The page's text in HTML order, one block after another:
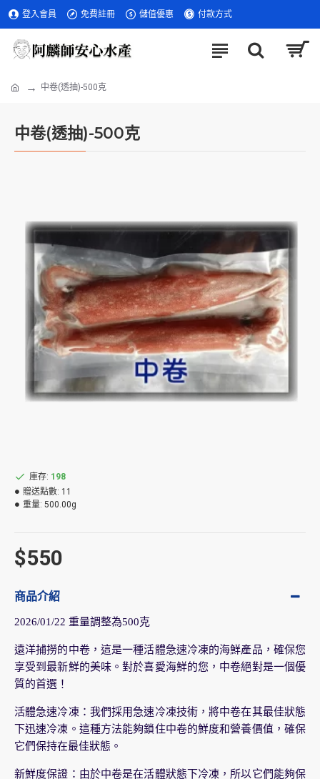
登入會員 免費註冊 儲值優惠 付款方式
中卷(透抽)-500克
中卷(透抽)-500克
$550
庫存: 198
贈送點數: 11
重量: 500.00g
商品介紹
2026/01/22 重量調整為500克
遠洋捕撈的中卷，這是一種活體急速冷凍的海鮮產品，確保您
享受到最新鮮的美味。對於喜愛海鮮的您，中卷絕對是一個優
質的首選！
活體急速冷凍：我們採用急速冷凍技術，將中卷在其最佳狀態
下迅速冷凍。這種方法能夠鎖住中卷的鮮度和營養價值，確保
它們保持在最佳狀態。
新鮮度保證：由於中卷是在活體狀態下冷凍，所以它們能夠保